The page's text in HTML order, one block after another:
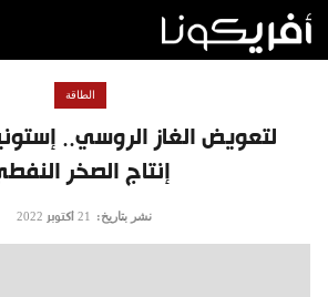
لتعويض الغاز الروسي..
إنتاج الصخر
الطاقة
نشر بتاريخ: 21 أكتوبر 2022